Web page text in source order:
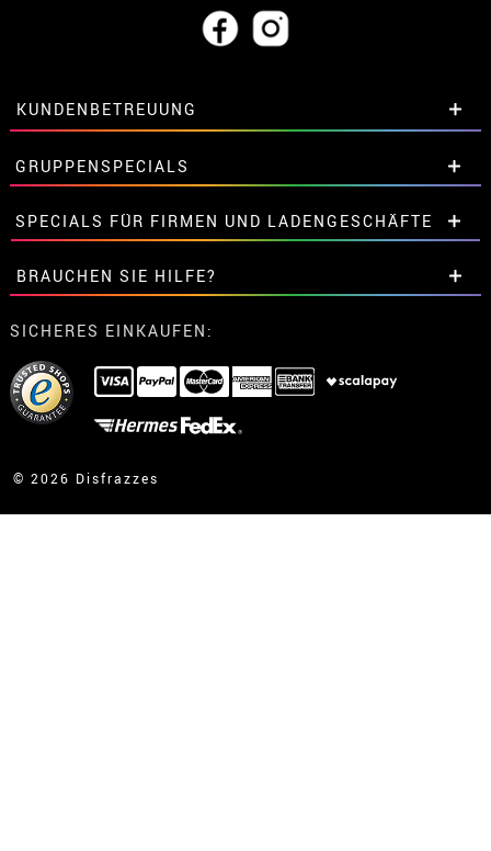
KUNDENBETREUUNG
• Über uns
• Verkaufskonditionen
• Rechtlicher HinweisundDatenschutz
• Kundendienst
• Cookie-Verwendung
•Cookie-Einstellungen
GRUPPENSPECIALS
Extrarabatte für Gruppen.
Kontaktieren Sie uns hier.
SPECIALS FÜR FIRMEN UND LADENGESCHÄFTE
Extrarabatte für Gruppen.
Kontaktieren Sie uns hier.
BRAUCHEN SIE HILFE?
Meine bestellung ist noch nicht erfolgt
Meine bestellung wurde bereits aufgegeben.
Ich habe meine bestellung bereits erhalten
kontakt@disfrazzes.de
SICHERES EINKAUFEN:
© 2026 Disfrazzes